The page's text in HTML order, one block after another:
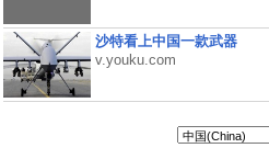
沙特看上中国一款武器
v.youku.com